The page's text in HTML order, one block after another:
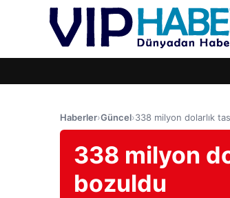
Haberler›Güncel›338 milyon dolarlık
338 milyon
bozuldu